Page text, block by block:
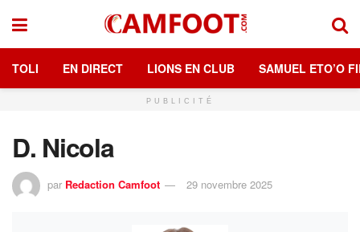
TOLI EN DIRECT LIONS EN CLUB SAMUEL ETO’O
PUBLICITÉ
D. Nicola
par Redaction Camfoot 29 novembre 2025